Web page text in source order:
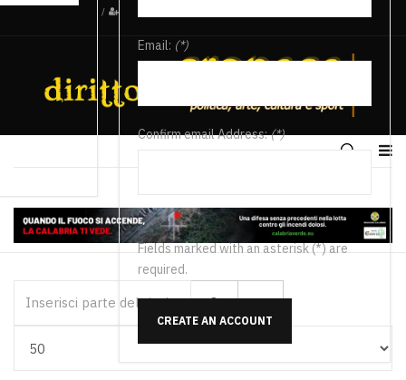
/
Email: (*)
Confirm email Address:(*)
Fields marked with an asterisk (*) are
required.
CREATE AN ACCOUNT